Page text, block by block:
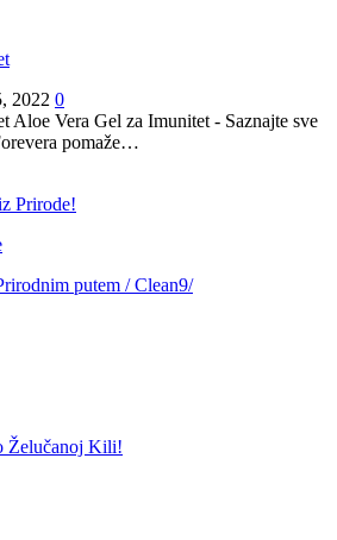
2022 0
Aloe Vera Gel za Imunitet - Saznajte sve
pomaže…
Prirode!
putem / Clean9/
Želučanoj Kili!